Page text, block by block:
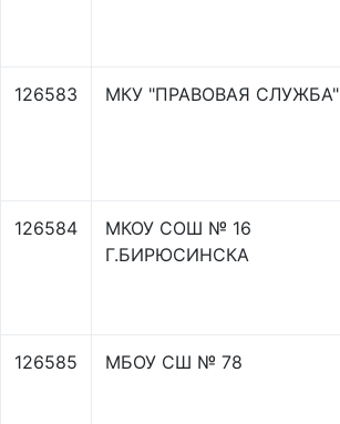
126583 МКУ "ПРАВОВАЯ СЛУЖБА"
126584
МКОУ СОШ № 16
Г.БИРЮСИНСКА
126585 МБОУ СШ № 78